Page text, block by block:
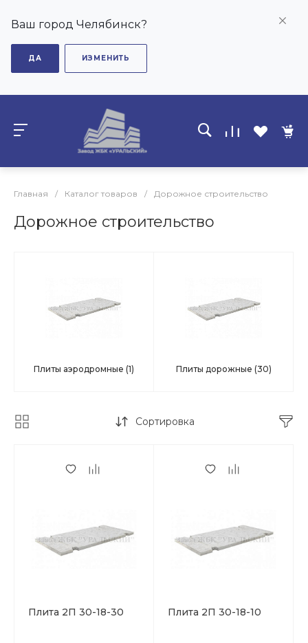
Ваш город Челябинск?
ДА ИЗМЕНИТЬ
Главная / Каталог товаров / Дорожное строительство
Дорожное строительство
Плиты аэродромные (1) Плиты дорожные (30)
Сортировка
Плита 2П 30-18-30 Плита 2П 30-18-10